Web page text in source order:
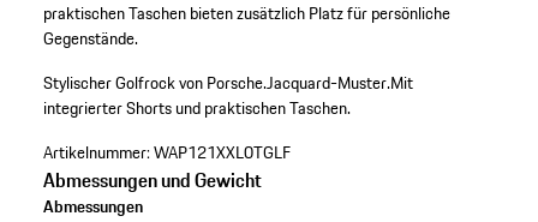
praktischen Taschen bieten zusätzlich Platz für persönliche
Gegenstände.
Stylischer Golfrock von Porsche.Jacquard-Muster.Mit
integrierter Shorts und praktischen Taschen.
Artikelnummer:WAP121XXL0TGLF
Abmessungen und Gewicht
Abmessungen